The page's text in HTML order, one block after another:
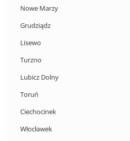
Nowe Marzy
Grudziądz
Lisewo
Turzno
Lubicz Dolny
Toruń
Ciechocinek
Włocławek